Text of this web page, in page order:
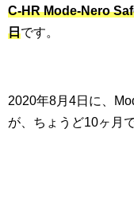
C-HR Mode-Nero
日です。
2020年8月4日に、
が、ちょうど10ヶ月